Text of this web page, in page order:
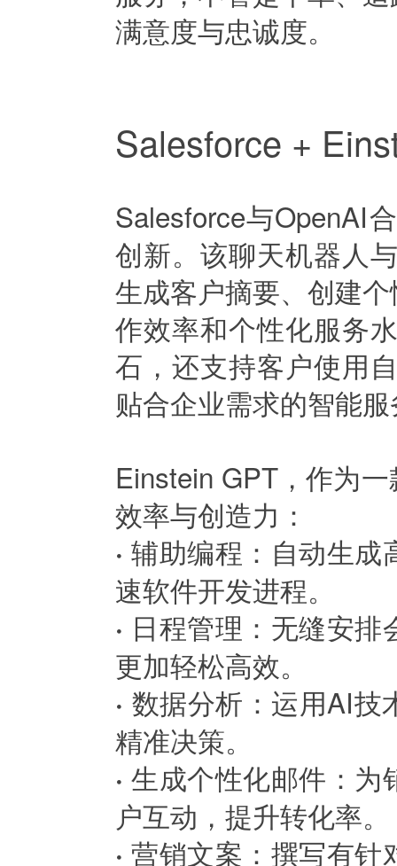
满意度与忠诚度。
Salesforce +
Salesforce与OpenAI
创新。该聊天机器人
生成客户摘要、创建
作效率和个性化服务
石，还支持客户使用
贴合企业需求的智能
Einstein GPT，作为
效率与创造力：
·辅助编程：自动生成
速软件开发进程。
· 日程管理：无缝安
更加轻松高效。
· 数据分析：运用AI技
精准决策。
·生成个性化邮件：为
户互动，提升转化率。
·营销文案：撰写有针